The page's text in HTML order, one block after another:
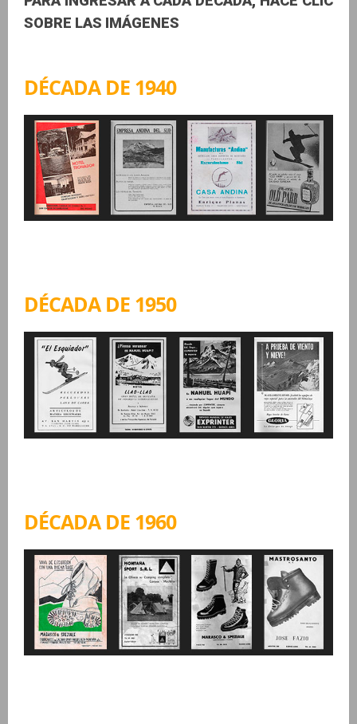
SOBRE LAS IMÁGENES
DÉCADA DE 1940
DÉCADA DE 1950
DÉCADA DE 1960